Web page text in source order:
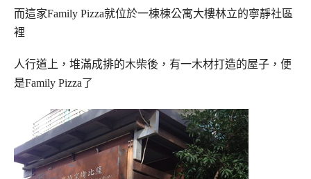
而這家Family Pizza就位於一棟棟公寓大樓林立的寧靜社區
裡
人行道上，堆滿成排的木柴後，有一木材打造的屋子，便
是Family Pizza了